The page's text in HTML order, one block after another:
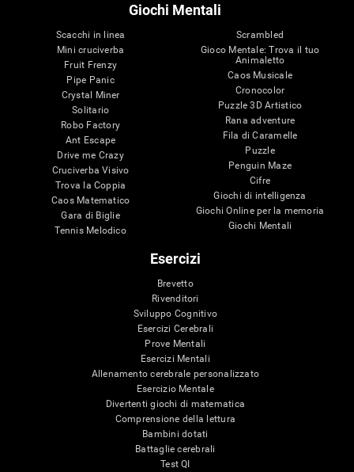
Giochi Mentali
Scacchi in linea
Mini cruciverba
Fruit Frenzy
Pipe Panic
Crystal Miner
Solitario
Robo Factory
Ant Escape
Drive me Crazy
Cruciverba Visivo
Trova la Coppia
Caos Matematico
Gara di Biglie
Tennis Melodico
Scrambled
Gioco Mentale: Trova il tuo
Animaletto
Caos Musicale
Cronocolor
Puzzle 3D Artistico
Rana adventure
Fila di Caramelle
Puzzle
Penguin Maze
Cifre
Giochi di intelligenza
Giochi Online per la memoria
Giochi Mentali
Esercizi
Brevetto
Rivenditori
Sviluppo Cognitivo
Esercizi Cerebrali
Prove Mentali
Esercizi Mentali
Allenamento cerebrale personalizzato
Esercizio Mentale
Divertenti giochi di matematica
Comprensione della lettura
Bambini dotati
Battaglie cerebrali
Test QI